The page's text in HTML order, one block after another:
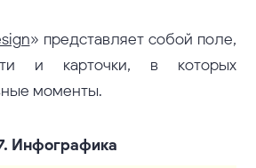
» представляет собой поле,
и карточки, в которых
моменты.
Инфографика